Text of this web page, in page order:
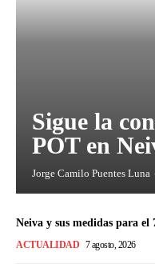
Sigue la
POT en
Jorge Camilo Puentes Luna
Neiva y sus medidas para el
ACTUALIDAD 7 agosto, 2026